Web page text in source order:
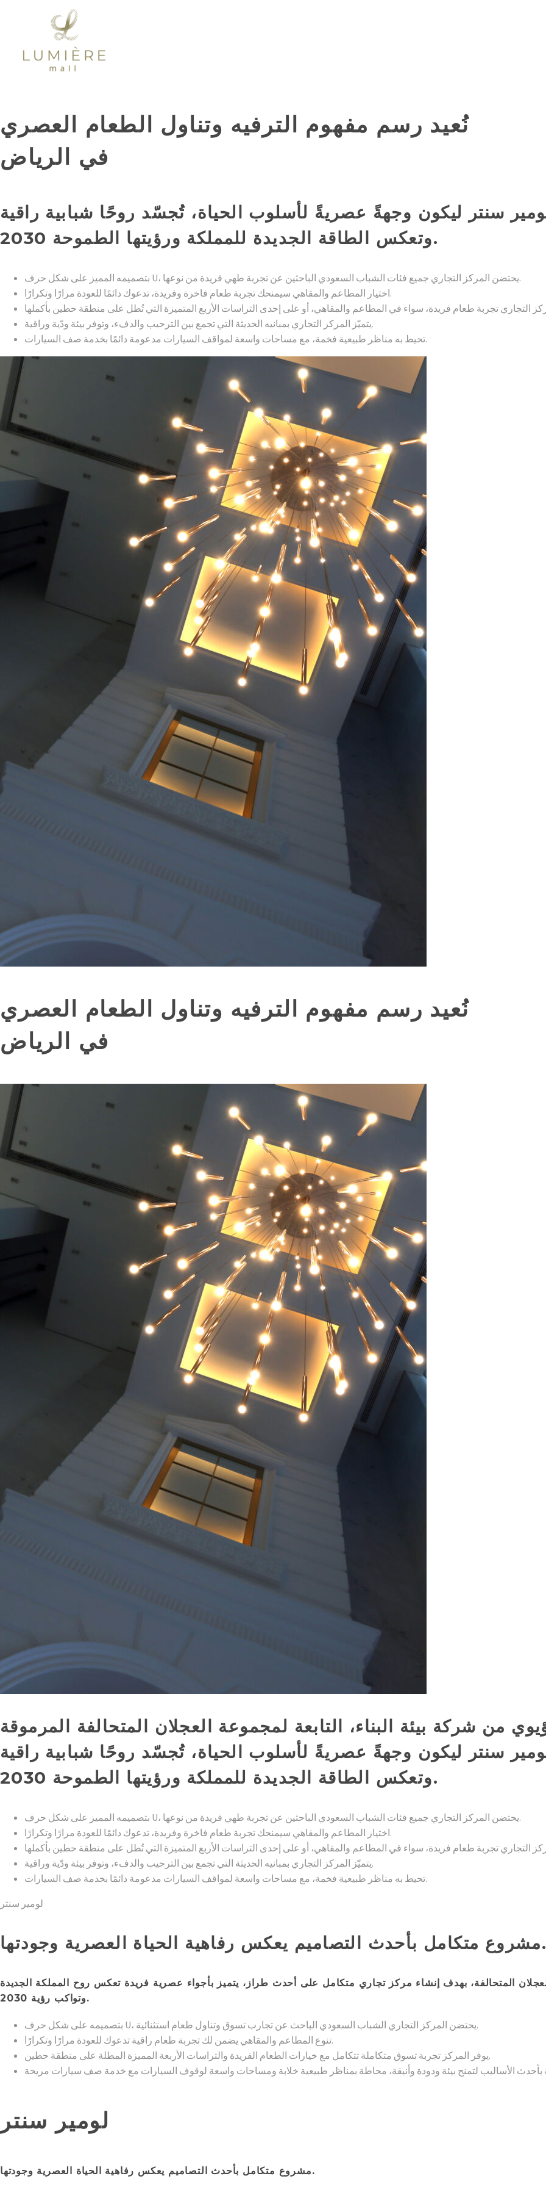
نُعيد رسم مفهوم الترفيه وتناول الطعام العصري
في الرياض
وتعكس الطاقة الجديدة للمملكة ورؤيتها الطموحة 2030.
بتصميمه المميز على شكل حرف U، يحتضن المركز التجاري جميع فئات الشباب السعودي الباحثين عن تجربة طهي فريدة من نوعها.
اختيار المطاعم والمقاهي سيمنحك تجربة طعام فاخرة وفريدة، تدعوك دائمًا للعودة مرارًا وتكرارًا.
يتميّز المركز التجاري بمبانيه الحديثة التي تجمع بين الترحيب والدفء، وتوفر بيئة ودّية وراقية.
تحيط به مناظر طبيعية فخمة، مع مساحات واسعة لمواقف السيارات مدعومة دائمًا بخدمة صف السيارات.
نُعيد رسم مفهوم الترفيه وتناول الطعام العصري
في الرياض
وتعكس الطاقة الجديدة للمملكة ورؤيتها الطموحة 2030.
بتصميمه المميز على شكل حرف U، يحتضن المركز التجاري جميع فئات الشباب السعودي الباحثين عن تجربة طهي فريدة من نوعها.
اختيار المطاعم والمقاهي سيمنحك تجربة طعام فاخرة وفريدة، تدعوك دائمًا للعودة مرارًا وتكرارًا.
يتميّز المركز التجاري بمبانيه الحديثة التي تجمع بين الترحيب والدفء، وتوفر بيئة ودّية وراقية.
تحيط به مناظر طبيعية فخمة، مع مساحات واسعة لمواقف السيارات مدعومة دائمًا بخدمة صف السيارات.
لومير سنتر
رفاهية الحياة العصرية وجودتها.
المتحالفة، بهدف إنشاء مركز تجاري متكامل على أحدث طراز، يتميز بأجواء عصرية فريدة تعكس روح المملكة الجديدة
وتواكب رؤية 2030.
بتصميمه على شكل حرف U، يحتضن المركز التجاري الشباب السعودي الباحث عن تجارب تسوق وتناول طعام استثنائية.
تنوع المطاعم والمقاهي يضمن لك تجربة طعام راقية تدعوك للعودة مرارًا وتكرارًا.
يوفر المركز تجربة تسوق متكاملة تتكامل مع خيارات الطعام الفريدة والتراسات الأربعة المميزة المطلة على منطقة حطين.
لومير سنتر
مشروع متكامل بأحدث التصاميم يعكس رفاهية الحياة العصرية وجودتها.